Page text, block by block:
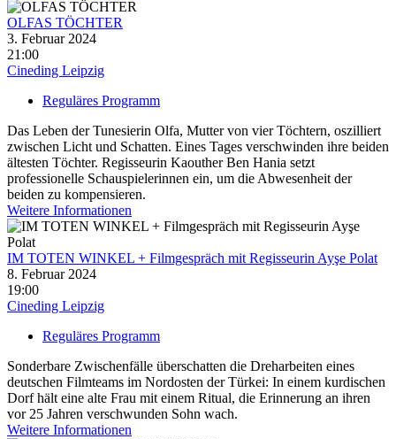
OLFAS TÖCHTER
3. Februar 2024
21:00
Cineding Leipzig
Reguläres Programm
Das Leben der Tunesierin Olfa, Mutter von vier Töchtern, oszilliert
zwischen Licht und Schatten. Eines Tages verschwinden ihre beiden
ältesten Töchter. Regisseurin Kaouther Ben Hania setzt
professionelle Schauspielerinnen ein, um die Abwesenheit der
beiden zu kompensieren.
Weitere Informationen
IM TOTEN WINKEL + Filmgespräch mit Regisseurin Ayşe Polat
8. Februar 2024
19:00
Cineding Leipzig
Reguläres Programm
Sonderbare Zwischenfälle überschatten die Dreharbeiten eines
deutschen Filmteams im Nordosten der Türkei: In einem kurdischen
Dorf hält eine alte Frau mit einem Ritual, die Erinnerung an ihren
vor 25 Jahren verschwunden Sohn wach.
Weitere Informationen